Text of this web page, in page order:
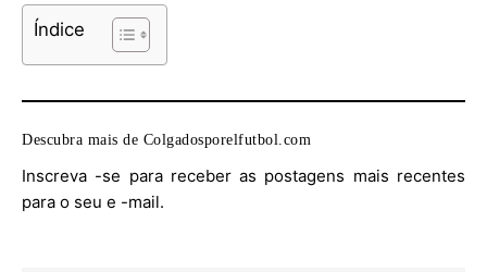
Índice
Descubra mais de Colgadosporelfutbol.com
Inscreva -se para receber as postagens mais recentes
para o seu e -mail.